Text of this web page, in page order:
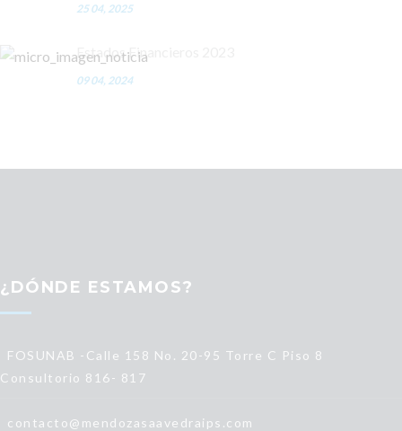
25 04, 2025
Estados Financieros 2023
09 04, 2024
¿DÓNDE ESTAMOS?
FOSUNAB -Calle 158 No. 20-95 Torre C Piso 8
Consultorio 816- 817
contacto@mendozasaavedraips.com